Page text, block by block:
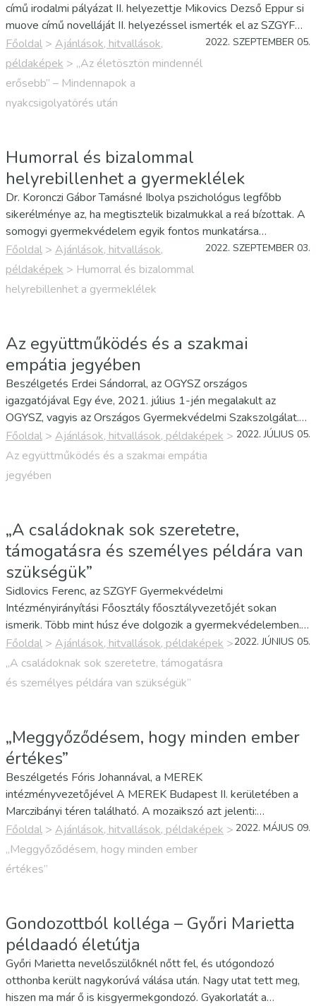
című irodalmi pályázat II. helyezettje Mikovics Dezső Eppur si
muove című novelláját II. helyezéssel ismerték el az SZGYF
Esélyteremtési Főosztálya által kiírt irodalmi pályázatán. A
boldogság kék madara című pályázat lehetőséget…
Főoldal > Ajánlások, hitvallások,
példaképek > „Az életösztön mindennél
erősebb” – Mindennapok a
nyakcsigolyatörés után
2022. SZEPTEMBER 05.
Humorral és bizalommal
helyrebillenhet a gyermeklélek
Dr. Koronczi Gábor Tamásné Ibolya pszichológus legfőbb
sikerélménye az, ha megtisztelik bizalmukkal a reá bízottak. A
somogyi gyermekvédelem egyik fontos munkatársa
negyedszázada dolgozik védenceiért, ám hivatása túlnő a
lélekápoláson. A gyermekvédelmi szakellátásban élőkért és
az őket szolgáló…
Főoldal > Ajánlások, hitvallások,
példaképek > Humorral és bizalommal
helyrebillenhet a gyermeklélek
2022. SZEPTEMBER 03.
Az együttműködés és a szakmai
empátia jegyében
Beszélgetés Erdei Sándorral, az OGYSZ országos
igazgatójával Egy éve, 2021. július 1-jén megalakult az
OGYSZ, vagyis az Országos Gyermekvédelmi Szakszolgálat.
Igazgatójával, Erdei Sándorral visszatekintettünk az elmúlt
évre és a már elért eredményekre. Beszélgettünk a
szakszolgálat új és régi…
Főoldal > Ajánlások, hitvallások, példaképek >
Az együttműködés és a szakmai empátia
jegyében
2022. JÚLIUS 05.
„A családoknak sok szeretetre,
támogatásra és személyes példára van
szükségük”
Sidlovics Ferenc, az SZGYF Gyermekvédelmi
Intézményirányítási Főosztály főosztályvezetőjét sokan
ismerik. Több mint húsz éve dolgozik a gyermekvédelemben.
E bő két évtized alatt a terület elméleti és gyakorlati oldalát
is alaposan megismerte. Ő azonban inkább gyakorlati
szakembernek tartja magát.…
Főoldal > Ajánlások, hitvallások, példaképek >
„A családoknak sok szeretetre, támogatásra
és személyes példára van szükségük”
2022. JÚNIUS 05.
„Meggyőződésem, hogy minden ember
értékes”
Beszélgetés Fóris Johannával, a MEREK
intézményvezetőjével A MEREK Budapest II. kerületében a
Marczibányi téren található. A mozaikszó azt jelenti:
Mozgássérült Emberek Rehabilitációs Központja. Vannak,
akiknek ez az épület fontos állomás egy megváltozott és
nehéz élethelyzetben. Vannak, akik…
Főoldal > Ajánlások, hitvallások, példaképek >
„Meggyőződésem, hogy minden ember
értékes”
2022. MÁJUS 09.
Gondozottból kolléga – Győri Marietta
példaadó életútja
Győri Marietta nevelőszülőknél nőtt fel, és utógondozó
otthonba került nagykorúvá válása után. Nagy utat tett meg,
hiszen ma már ő is kisgyermekgondozó. Gyakorlatát a